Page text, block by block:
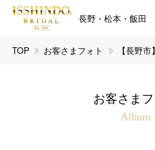
長野・松本・飯田
TOP お客さまフォト 【長野
お客さま
Album